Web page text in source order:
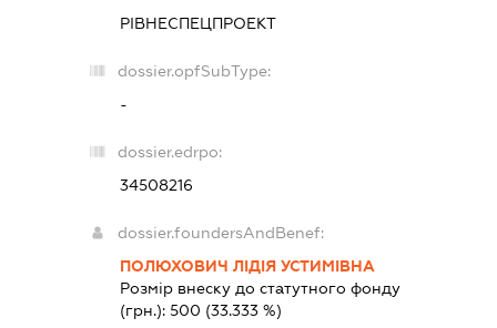
РІВНЕСПЕЦПРОЕКТ
dossier.opfSubType:
-
dossier.edrpo:
34508216
dossier.foundersAndBenef:
ПОЛЮХОВИЧ ЛІДІЯ УСТИМІВНА
Розмір внеску до статутного фонду
(грн.):500 (33.333 %)